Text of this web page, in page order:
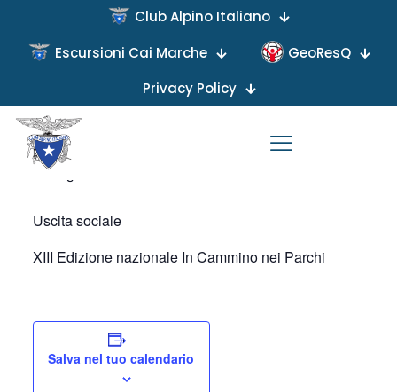
Club Alpino Italiano
Escursioni Cai Marche
GeoResQ
Privacy Policy
Monte Tre Pizzi (E)
8 Giugno 2025
Uscita sociale
XIII Edizione nazionale In Cammino nei Parchi
Salva nel tuo calendario